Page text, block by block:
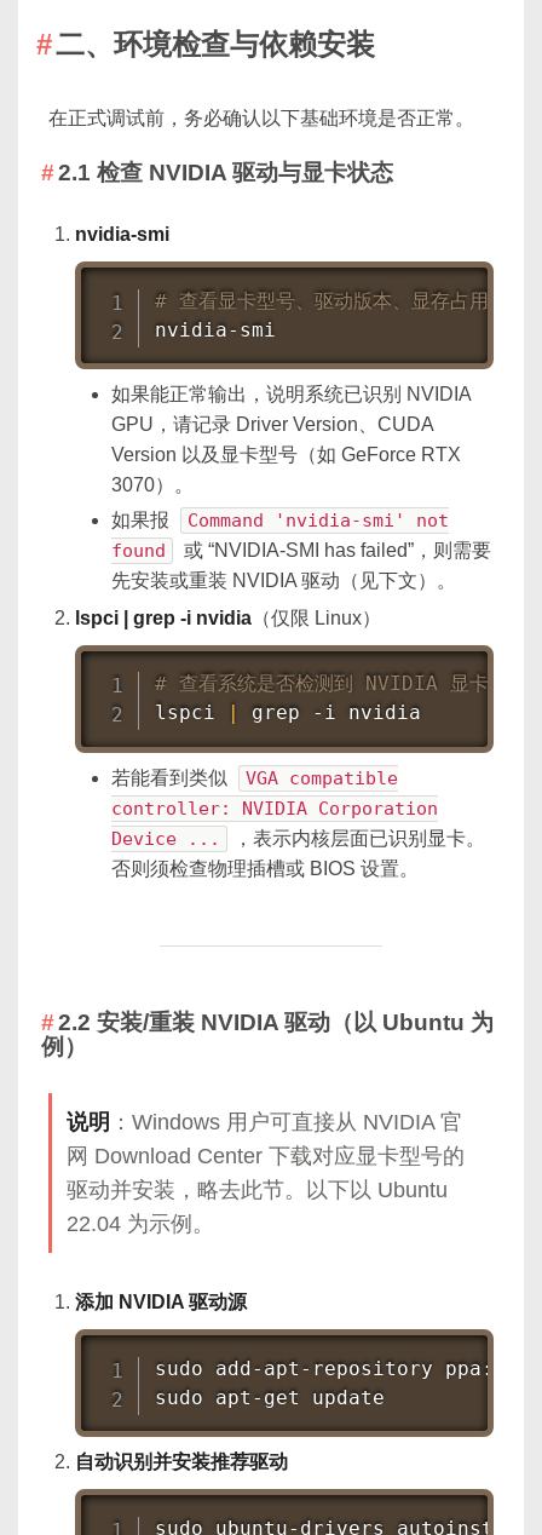
二、环境检查与依赖安装
在正式调试前，务必确认以下基础环境是否正常。
2.1 检查 NVIDIA 驱动与显卡状态
nvidia-smi
# 查看显卡型号、驱动版本、显存占用等
nvidia-smi
如果能正常输出，说明系统已识别 NVIDIA
GPU，请记录 Driver Version、CUDA
Version 以及显卡型号（如 GeForce RTX
3070）。
如果报
Command 'nvidia-smi' not
found
或 “NVIDIA-SMI has failed”，则需要
先安装或重装 NVIDIA 驱动（见下文）。
lspci | grep -i nvidia （仅限 Linux）
# 查看系统是否检测到 NVIDIA 显卡
lspci
grep -i nvidia
若能看到类似
VGA compatible
controller: NVIDIA Corporation
Device ...
，表示内核层面已识别显卡。
否则须检查物理插槽或 BIOS 设置。
2.2 安装/重装 NVIDIA 驱动（以 Ubuntu 为
例）
说明 ：Windows 用户可直接从 NVIDIA 官
网 Download Center 下载对应显卡型号的
驱动并安装，略去此节。以下以 Ubuntu
22.04 为示例。
添加 NVIDIA 驱动源
sudo
sudo
apt-get update
自动识别并安装推荐驱动
sudo ubuntu-drivers autoinstall